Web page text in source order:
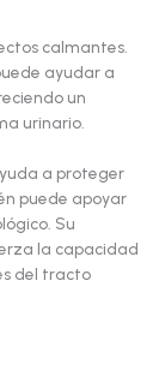
calmantes.
ayudar a
un
urinario.
a proteger
puede apoyar
Su
la capacidad
del tracto